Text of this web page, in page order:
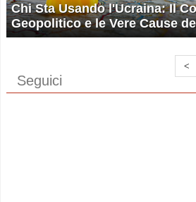
Chi Sta Usando l'Ucraina: Il
Geopolitico e le Vere Cause
<
Seguici